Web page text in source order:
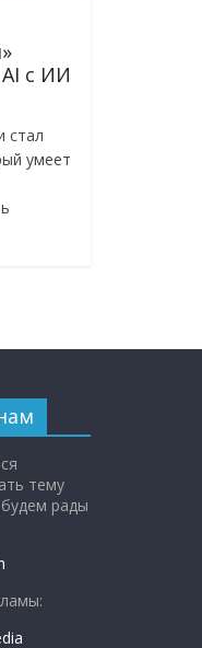
с ИИ
стал
умеет
тему
рады